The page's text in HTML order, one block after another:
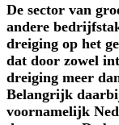
De sector van
andere
dreiging op het
dat door zowel
dreiging meer
Belangrijk
voornamelijk